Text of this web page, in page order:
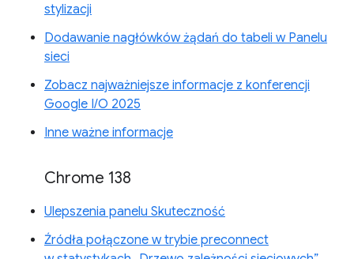
stylizacji
Dodawanie nagłówków żądań do tabeli w Panelu
sieci
Zobacz najważniejsze informacje z konferencji
Google I/O 2025
Inne ważne informacje
Chrome 138
Ulepszenia panelu Skuteczność
Źródła połączone w trybie preconnect